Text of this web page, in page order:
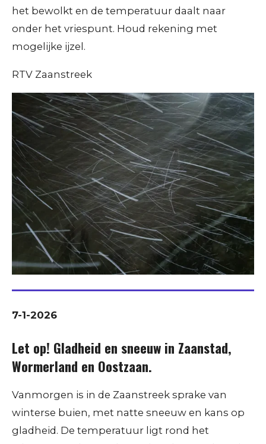
het bewolkt en de temperatuur daalt naar
onder het vriespunt. Houd rekening met
mogelijke ijzel.
RTV Zaanstreek
7-1-2026
Let op! Gladheid en sneeuw in Zaanstad,
Wormerland en Oostzaan.
Vanmorgen is in de Zaanstreek sprake van
winterse buien, met natte sneeuw en kans op
gladheid. De temperatuur ligt rond het